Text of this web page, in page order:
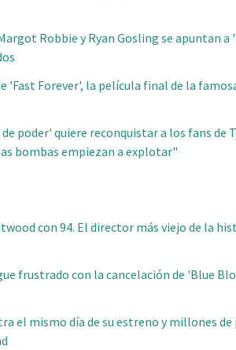
Robbie y Ryan Gosling se apuntan a
'Fast Forever', la película final de la
poder' quiere reconquistar a los fans de
bombas empiezan a explotar"
con 94. El director más viejo de la
frustrado con la cancelación de 'Blue
el mismo día de su estreno y millones